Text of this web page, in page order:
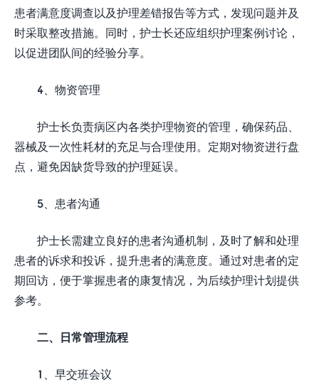
患者满意度调查以及护理差错报告等方式，发现问题并及
时采取整改措施。同时，护士长还应组织护理案例讨论，
以促进团队间的经验分享。
4、物资管理
护士长负责病区内各类护理物资的管理，确保药品、
器械及一次性耗材的充足与合理使用。定期对物资进行盘
点，避免因缺货导致的护理延误。
5、患者沟通
护士长需建立良好的患者沟通机制，及时了解和处理
患者的诉求和投诉，提升患者的满意度。通过对患者的定
期回访，便于掌握患者的康复情况，为后续护理计划提供
参考。
二、日常管理流程
1、早交班会议